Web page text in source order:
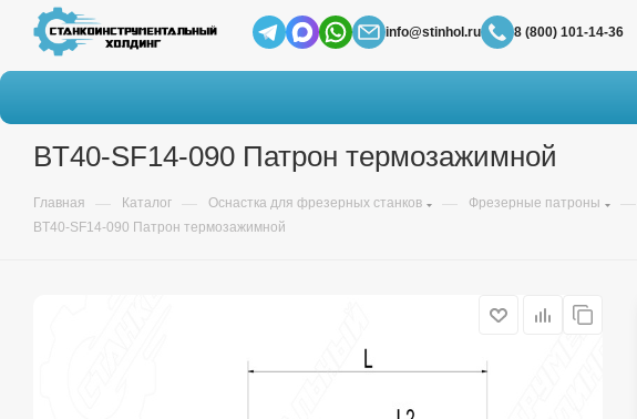
info@stinhol.ru 8 (800) 101-14-36
BT40-SF14-090 Патрон термозажимной
Главная — Каталог — Оснастка для фрезерных станков — Фрезерные патроны —
BT40-SF14-090 Патрон термозажимной